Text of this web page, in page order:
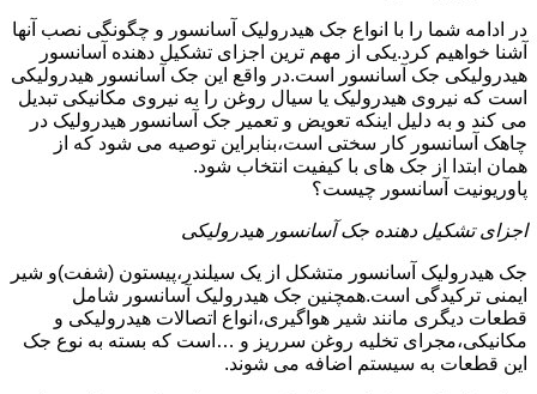
در ادامه شما را با انواع جک هیدرولیک آسانسور و چگونگی نصب آنها
آشنا خواهیم کرد.یکی از مهم ترین اجزای تشکیل دهنده آسانسور
هیدرولیکی جک آسانسور است.در واقع این جک آسانسور هیدرولیکی
است که نیروی هیدرولیک یا سیال روغن را به نیروی مکانیکی تبدیل
می کند و به دلیل اینکه تعویض و تعمیر جک آسانسور هیدرولیک در
چاهک آسانسور کار سختی است،بنابراین توصیه می شود که از
همان ابتدا از جک های با کیفیت انتخاب شود.
پاوریونیت آسانسور چیست؟
اجزای تشکیل دهنده جک آسانسور هیدرولیکی
جک هیدرولیک آسانسور متشکل از یک سیلندر،پیستون (شفت)و شیر
ایمنی ترکیدگی است.همچنین جک هیدرولیک آسانسور شامل
قطعات دیگری مانند شیر هواگیری،انواع اتصالات هیدرولیکی و
مکانیکی،مجرای تخلیه روغن سرریز و …است که بسته به نوع جک
این قطعات به سیستم اضافه می شوند.